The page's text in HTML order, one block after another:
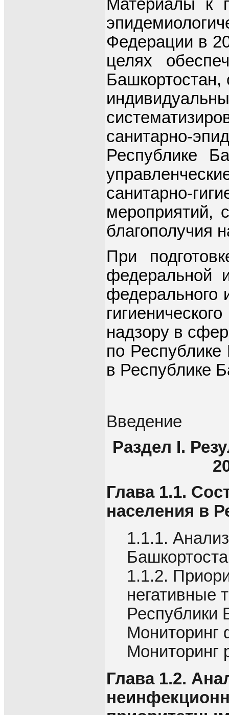
Материалы к
Федерации в
целях
Башкортостан,
санитарно-
Республике
санитарно-
мероприятий,
благополучия
При
федеральной
федерального
надзору в
по
в Республике
Введение
Раздел I.
Глава 1.1.
населения в
1.1.1.
1.1.2.
негативные
Республики
Мониторинг
Мониторинг
Глава 1.2.